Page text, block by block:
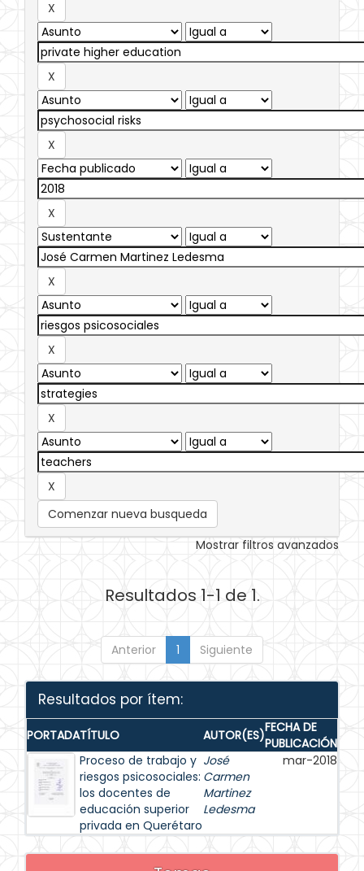
Comenzar nueva busqueda
Mostrar filtros avanzados
Resultados 1-1 de 1.
Anterior 1 Siguiente
Resultados por ítem:
PORTADATÍTULO AUTOR(ES)FECHA DE
PUBLICACIÓN
Proceso de trabajo y
riesgos psicosociales:
los docentes de
educación superior
privada en Querétaro
José
Carmen
Martinez
Ledesma
mar-2018